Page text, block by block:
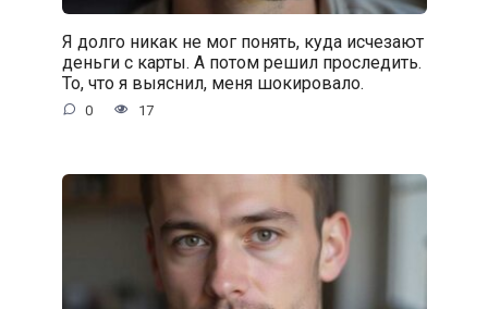
Я долго никак не мог понять, куда исчезают
деньги с карты. А потом решил проследить.
То, что я выяснил, меня шокировало.
0 17